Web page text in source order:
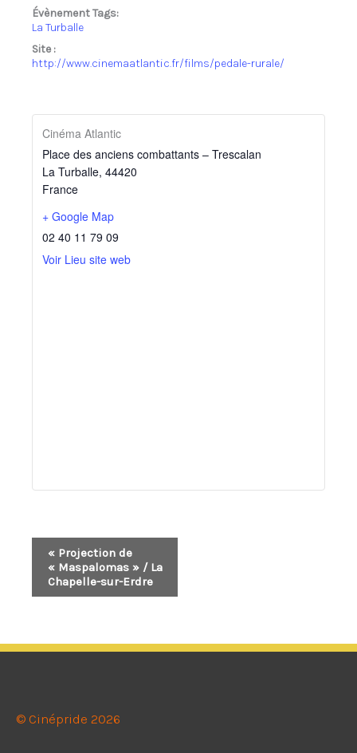
Évènement Tags:
La Turballe
Site :
http://www.cinemaatlantic.fr/films/pedale-rurale/
Cinéma Atlantic
Place des anciens combattants – Trescalan
La Turballe, 44420
France
+ Google Map
02 40 11 79 09
Voir Lieu site web
Navigation
Évènement
« Projection de
« Maspalomas » / La
Chapelle-sur-Erdre
© Cinépride 2026